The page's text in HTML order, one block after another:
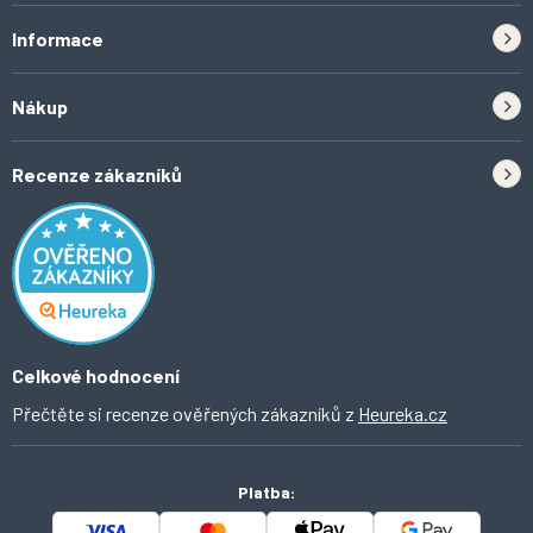
Informace
Tipy do kuchyně
Inspirace a trendy
Domácí vychytávky
O Ahomi
Nákup
Obchodní podmínky
Ochrana osobních údajů
Recenze zákazníků
Celkové hodnocení
Přečtěte si recenze ověřených zákazníků z Heureka.cz
Platba: